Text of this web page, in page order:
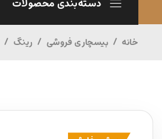
خانه / بیسچاری فروشی / رینگ /